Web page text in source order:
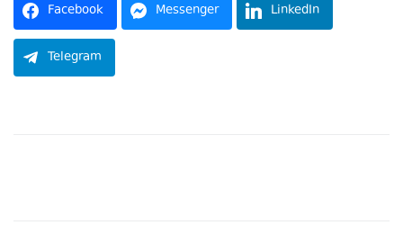
Facebook Messenger LinkedIn
Telegram